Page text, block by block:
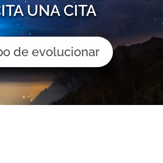
UNA CITA
de evolucionar